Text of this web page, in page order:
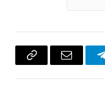
تيلقرام البريد
Copy